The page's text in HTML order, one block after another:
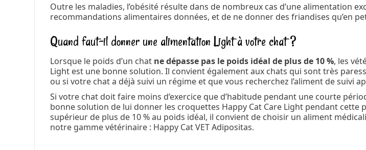
Outre les maladies, l’obésité résulte dans de nombreux cas d’une alimentation
recommandations alimentaires données, et de ne donner des friandises qu’en
Quand faut-il donner une alimentation Light à votre chat ?
Lorsque le poids d’un chat ne dépasse pas le poids idéal de plus de 10 %, les
Light est une bonne solution. Il convient également aux chats qui sont très
ou si votre chat a déjà suivi un régime et que vous recherchez l’aliment de suivi
Si votre chat doit faire moins d’exercice que d’habitude pendant une courte
bonne solution de lui donner les croquettes Happy Cat Care Light pendant cette
supérieur de plus de 10 % au poids idéal, il convient de choisir un aliment
notre gamme vétérinaire : Happy Cat VET Adipositas.